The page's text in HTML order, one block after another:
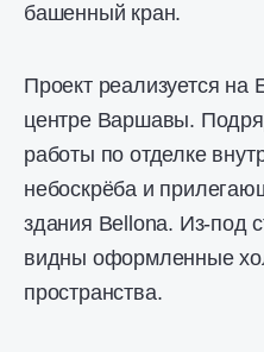
башенный кран.
Проект реализуется
центре Варшавы.
работы по отделке
небоскрёба и
здания Bellona. Из-под
видны оформленные
пространства.